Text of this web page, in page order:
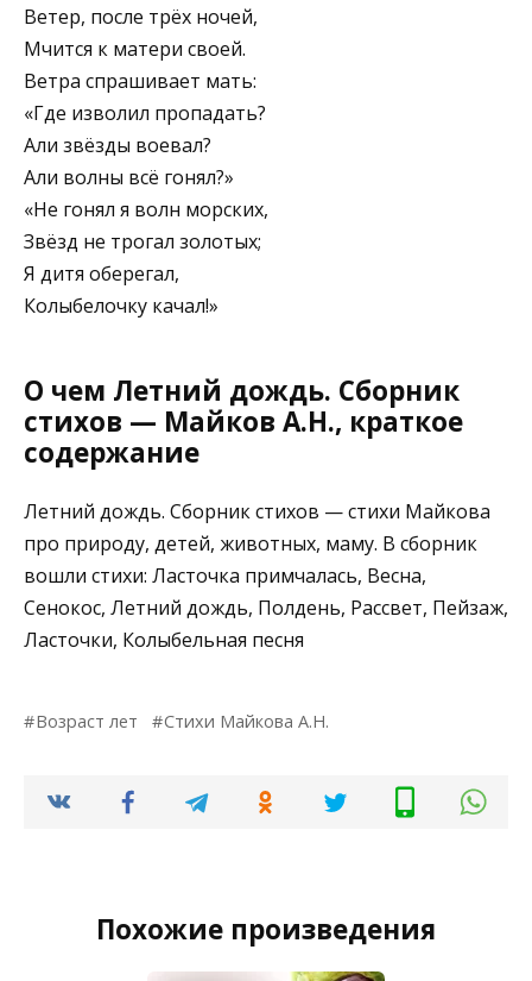
Ветер, после трёх ночей,
Мчится к матери своей.
Ветра спрашивает мать:
«Где изволил пропадать?
Али звёзды воевал?
Али волны всё гонял?»
«Не гонял я волн морских,
Звёзд не трогал золотых;
Я дитя оберегал,
Колыбелочку качал!»
О чем Летний дождь. Сборник
стихов — Майков А.Н., краткое
содержание
Летний дождь. Сборник стихов — стихи Майкова
про природу, детей, животных, маму. В сборник
вошли стихи: Ласточка примчалась, Весна,
Сенокос, Летний дождь, Полдень, Рассвет, Пейзаж,
Ласточки, Колыбельная песня
Возраст лет Стихи Майкова А.Н.
Похожие произведения